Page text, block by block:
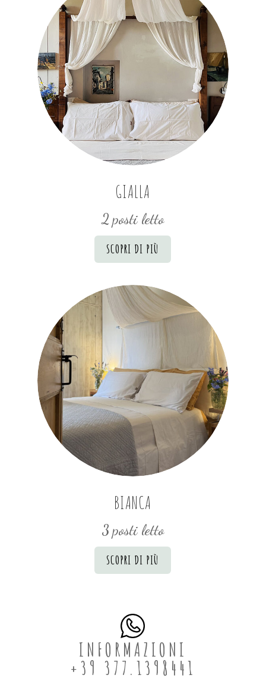
GIALLA
2 posti letto
SCOPRI DI PIÙ
BIANCA
3 posti letto
SCOPRI DI PIÙ
INFORMAZIONI
+39 377.1398441